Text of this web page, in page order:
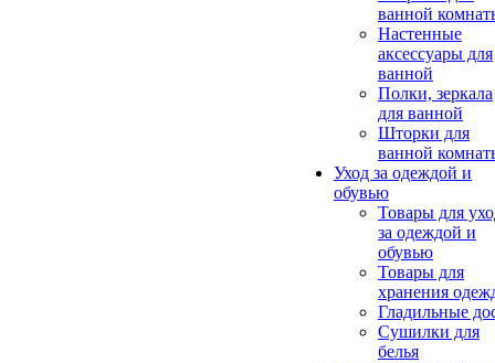
ванной
Настенные
аксессуары для
ванной
Полки, зеркала
для ванной
Шторки для
ванной
Уход за одеждой и
обувью
Товары для
за одеждой и
обувью
Товары для
хранения
Гладильные
Сушилки для
белья